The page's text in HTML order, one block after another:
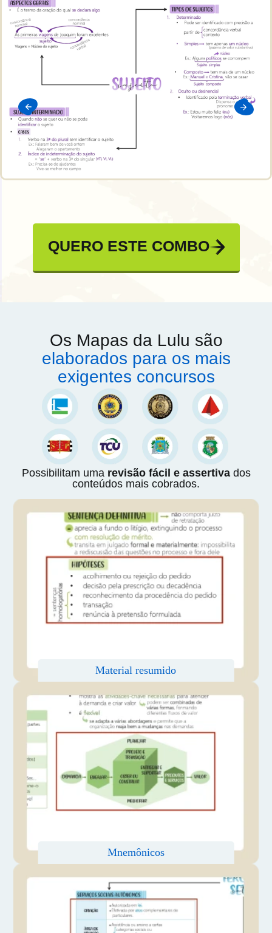
QUERO ESTE COMBO
Os Mapas da Lulu são
elaborados para os mais
exigentes concursos
Possibilitam uma revisão fácil e assertivados
conteúdos mais cobrados.